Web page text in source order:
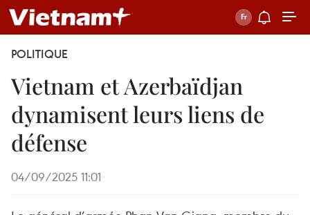
POLITIQUE
Vietnam et Azerbaïdjan
dynamisent leurs liens de
défense
04/09/2025 11:01